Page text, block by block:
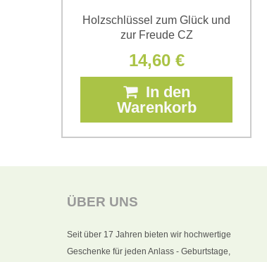
Holzschlüssel zum Glück und
zur Freude CZ
14,60 €
In den
Warenkorb
ÜBER UNS
Seit über 17 Jahren bieten wir hochwertige
Geschenke für jeden Anlass - Geburtstage,